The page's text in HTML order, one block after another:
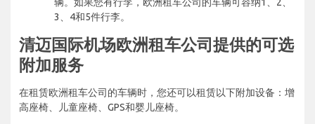
3、4和5件行李。
清迈国际机场欧洲租车公司提供的可选
附加服务
在租赁欧洲租车公司的车辆时，您还可以租赁以下附加设备：增
高座椅、儿童座椅、GPS和婴儿座椅。